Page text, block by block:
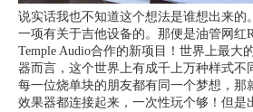
说实话我也不知道这个想法是谁想出来的。
一项有关于吉他设备的。 那便是油管网红
Temple Audio合作的新项目！ 世界上最大
器而言，这个世界上有成千上万种样式不
每一位烧单块的朋友都有同一个梦想，那
效果器都连接起来，一次性玩个够！ 但是